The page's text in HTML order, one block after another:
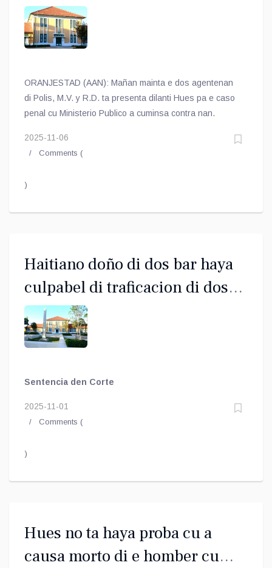
mata e hoben Lanoy
ORANJESTAD (AAN): Mañan mainta e dos agentenan
di Polis, M.V. y R.D. ta presenta dilanti Hues pa e caso
penal cu Ministerio Publico a cuminsa contra nan.
2025-11-06
Comments (
)
Haitiano doño di dos bar haya
culpabel di traficacion di dos
muhe
Sentencia den Corte
2025-11-01
Comments (
)
Hues no ta haya proba cu a
causa morto di e homber cu